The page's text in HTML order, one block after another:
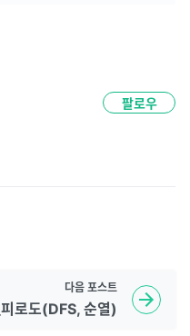
팔로우
다음 포스트
로도(DFS, 순열)